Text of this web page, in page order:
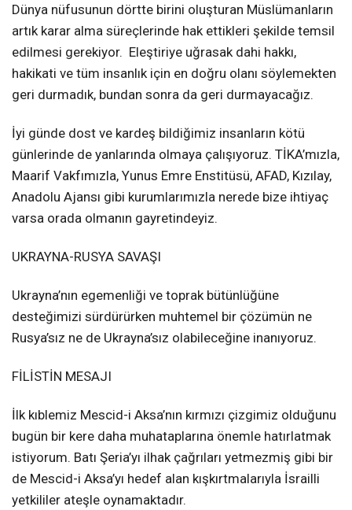
Dünya nüfusunun dörtte birini oluşturan Müslümanların
artık karar alma süreçlerinde hak ettikleri şekilde temsil
edilmesi gerekiyor. Eleştiriye uğrasak dahi hakkı,
hakikati ve tüm insanlık için en doğru olanı söylemekten
geri durmadık, bundan sonra da geri durmayacağız.
İyi günde dost ve kardeş bildiğimiz insanların kötü
günlerinde de yanlarında olmaya çalışıyoruz. TİKA’mızla,
Maarif Vakfımızla, Yunus Emre Enstitüsü, AFAD, Kızılay,
Anadolu Ajansı gibi kurumlarımızla nerede bize ihtiyaç
varsa orada olmanın gayretindeyiz.
UKRAYNA-RUSYA SAVAŞI
Ukrayna’nın egemenliği ve toprak bütünlüğüne
desteğimizi sürdürürken muhtemel bir çözümün ne
Rusya’sız ne de Ukrayna’sız olabileceğine inanıyoruz.
FİLİSTİN MESAJI
İlk kıblemiz Mescid-i Aksa’nın kırmızı çizgimiz olduğunu
bugün bir kere daha muhataplarına önemle hatırlatmak
istiyorum. Batı Şeria’yı ilhak çağrıları yetmezmiş gibi bir
de Mescid-i Aksa’yı hedef alan kışkırtmalarıyla İsrailli
yetkililer ateşle oynamaktadır.